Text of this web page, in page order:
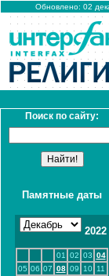
Обновлено: 02
Поиск по сайту:
Памятные даты
2022
01 02 03 04
05 06 07 08 09 10
11